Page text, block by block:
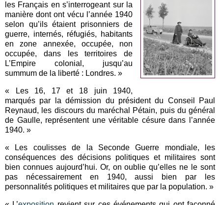
les Français en s’interrogeant sur la
manière dont ont vécu l’année 1940
selon qu’ils étaient prisonniers de
guerre, internés, réfugiés, habitants
en zone annexée, occupée, non
occupée, dans les territoires de
L’Empire colonial, jusqu’au
summum de la liberté : Londres. »
« Les 16, 17 et 18 juin 1940,
marqués par la démission du président du Conseil Paul
Reynaud, les discours du maréchal Pétain, puis du général
de Gaulle, représentent une véritable césure dans l’année
1940. »
« Les coulisses de la Seconde Guerre mondiale, les
conséquences des décisions politiques et militaires sont
bien connues aujourd’hui. Or, on oublie qu’elles ne le sont
pas nécessairement en 1940, aussi bien par les
personnalités politiques et militaires que par la population. »